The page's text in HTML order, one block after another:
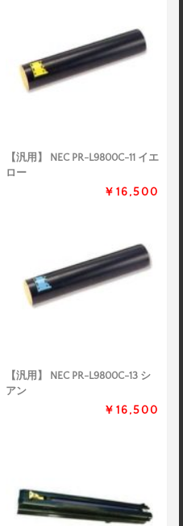
【汎用】 NEC PR-L9800C-11 イエ
ロー
￥16,500
【汎用】 NEC PR-L9800C-13 シ
アン
￥16,500